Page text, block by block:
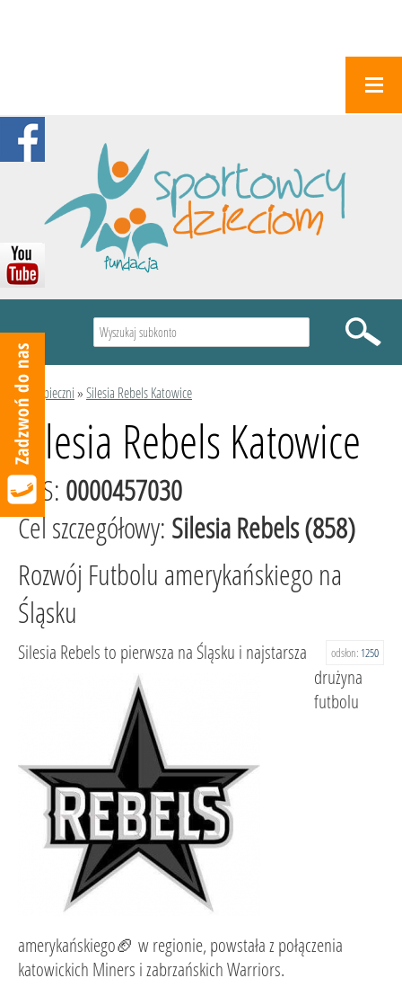
Podopieczni»Silesia Rebels Katowice
Silesia Rebels Katowice
KRS: 0000457030
Cel szczegółowy: Silesia Rebels (858)
Rozwój Futbolu amerykańskiego na
Śląsku
odsłon: 1250
Silesia Rebels to pierwsza na Śląsku i najstarsza
drużyna
futbolu
amerykańskiego🏈 w regionie, powstała z połączenia
katowickich Miners i zabrzańskich Warriors.